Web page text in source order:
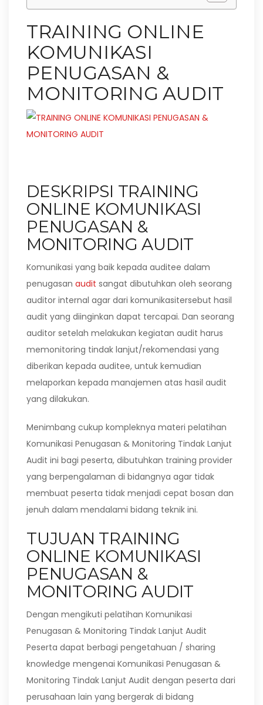
TRAINING ONLINE
KOMUNIKASI
PENUGASAN &
MONITORING AUDIT
DESKRIPSI TRAINING
ONLINE KOMUNIKASI
PENUGASAN &
MONITORING AUDIT
Komunikasi yang baik kepada auditee dalam
penugasan audit sangat dibutuhkan oleh seorang
auditor internal agar dari komunikasitersebut hasil
audit yang diinginkan dapat tercapai. Dan seorang
auditor setelah melakukan kegiatan audit harus
memonitoring tindak lanjut/rekomendasi yang
diberikan kepada auditee, untuk kemudian
melaporkan kepada manajemen atas hasil audit
yang dilakukan.
Menimbang cukup kompleknya materi pelatihan
Komunikasi Penugasan & Monitoring Tindak Lanjut
Audit ini bagi peserta, dibutuhkan training provider
yang berpengalaman di bidangnya agar tidak
membuat peserta tidak menjadi cepat bosan dan
jenuh dalam mendalami bidang teknik ini.
TUJUAN TRAINING
ONLINE KOMUNIKASI
PENUGASAN &
MONITORING AUDIT
Dengan mengikuti pelatihan Komunikasi
Penugasan & Monitoring Tindak Lanjut Audit
Peserta dapat berbagi pengetahuan / sharing
knowledge mengenai Komunikasi Penugasan &
Monitoring Tindak Lanjut Audit dengan peserta dari
perusahaan lain yang bergerak di bidang